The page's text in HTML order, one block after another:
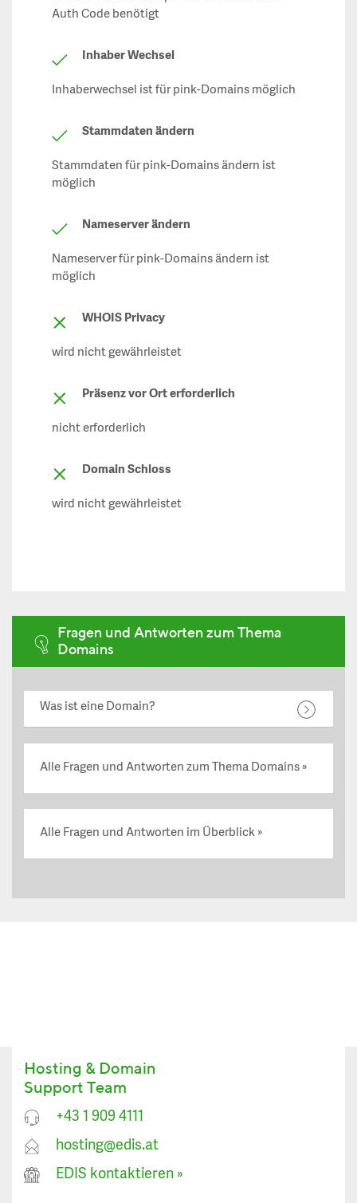
Auth Code benötigt
Inhaber Wechsel
Inhaberwechsel ist für pink-Domains möglich
Stammdaten ändern
Stammdaten für pink-Domains ändern ist
möglich
Nameserver ändern
Nameserver für pink-Domains ändern ist
möglich
WHOIS Privacy
wird nicht gewährleistet
Präsenz vor Ort erforderlich
nicht erforderlich
Domain Schloss
wird nicht gewährleistet
Fragen und Antworten zum Thema
Domains
Was ist eine Domain?
Alle Fragen und Antworten zum Thema Domains
Alle Fragen und Antworten im Überblick
Hosting & Domain
Support Team
+43 1 909 4111
hosting@edis.at
EDIS kontaktieren »